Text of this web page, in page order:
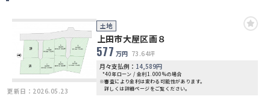
土地
上田市大屋区画８
577 万円 73.64坪
月々支払例： 14,589円
*40年ローン / 金利1.000%の場合
※審査により金利は変わる可能性があります。
詳しくは詳細ページをご覧ください。
更新日：2026.05.23